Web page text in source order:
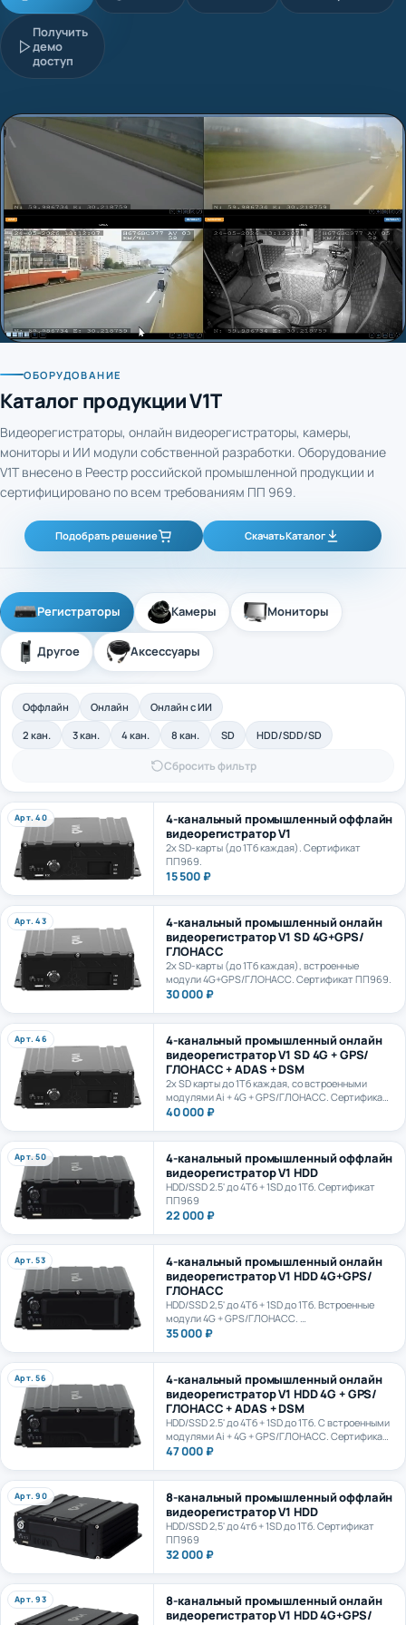
Получить
демо
доступ
Каталог продукции V1T
мониторы и ИИ модули собственной разработки. Оборудование
V1T внесено в Реестр российской промышленной продукции и
сертифицировано по всем требованиям ПП 969.
Подобрать решение Скачать Каталог
Оффлайн Онлайн Онлайн с ИИ
3 кан. 4 кан. SD HDD/SDD/SD
Арт. 40
4-канальный промышленный оффлайн
видеорегистратор V1
2х SD-карты (до 1Тб каждая). Сертификат
ПП969.
15 500 ₽
Арт. 43
4-канальный промышленный онлайн
видеорегистратор V1 SD 4G+GPS/
ГЛОНАСС
2х SD-карты (до 1Тб каждая), встроенные
модули 4G+GPS/ГЛОНАСС. Сертификат ПП969.
30 000 ₽
Арт. 46
4-канальный промышленный онлайн
видеорегистратор V1 SD 4G + GPS/
ГЛОНАСС + ADAS + DSM
2х SD карты до 1Тб каждая, со встроенными
модулями Ai + 4G + GPS/ГЛОНАСС. Сертификат
ПП969.
40 000 ₽
Арт. 50
4-канальный промышленный оффлайн
видеорегистратор V1 HDD
HDD/SSD 2.5' до 4Тб + 1SD до 1Тб. Сертификат
ПП969
22 000 ₽
Арт. 53
4-канальный промышленный онлайн
видеорегистратор V1 HDD 4G+GPS/
ГЛОНАСС
HDD/SSD 2,5' до 4Тб + 1SD до 1Тб. Встроенные
модули 4G + GPS/ГЛОНАСС.
Сертификат ПП969
35 000 ₽
Арт. 56
4-канальный промышленный онлайн
видеорегистратор V1 HDD 4G + GPS/
ГЛОНАСС + ADAS + DSM
HDD/SSD 2.5' до 4Тб + 1SD до 1Тб. С встроенными
модулями Ai + 4G + GPS/ГЛОНАСС. Сертификат
ПП969. Сертификат ИИ ГОСТ Р 70885-2023
47 000 ₽
Арт. 90
8-канальный промышленный оффлайн
видеорегистратор V1 HDD
HDD/SSD 2,5' до 4тб + 1SD до 1Тб. Сертификат
ПП969
32 000 ₽
Арт. 93
8-канальный промышленный онлайн
видеорегистратор V1 HDD 4G+GPS/
ГЛОНАСС